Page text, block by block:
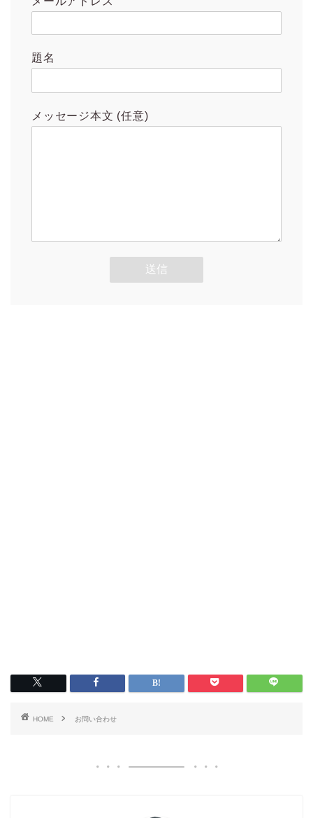
題名
メッセージ本文 (任意)
HOME お問い合わせ